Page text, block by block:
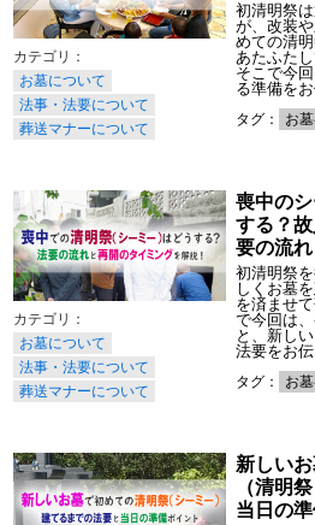
お墓について
法事・法要について
葬送マナーについて
初清明祭
が、改装
めての清
あたふた
そこで今
る準備をお
タグ： お
お墓について
法事・法要について
葬送マナーについて
喪中の
する？
要の流
初清明祭
しくお墓
を済ませ
で今回は
と、新し
法要をお伝
タグ： お
新しい
（清明
当日の